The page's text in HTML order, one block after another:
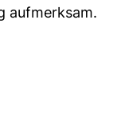
aufmerksam.